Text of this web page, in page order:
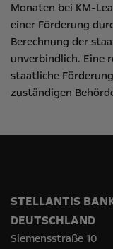
Monaten bei KM-
einer Förderung
Berechnung der
unverbindlich. Eine
staatliche
zuständigen
STELLANTIS
DEUTSCHLAND
Siemensstraße 10